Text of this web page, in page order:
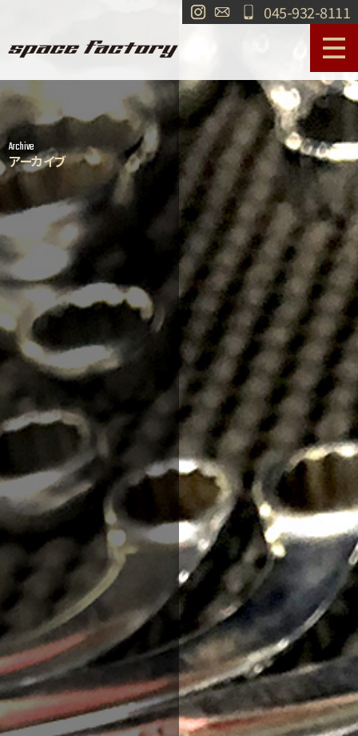
045-932-8111
作業事例
工場紹介 ショールーム
買取 交通・アクセス
求人情報 お問い合わせ
Archive
アーカイブ